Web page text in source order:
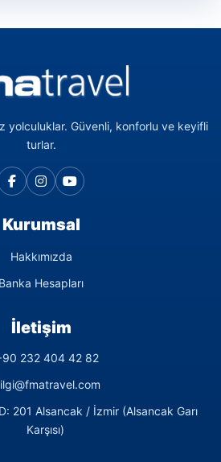
yolculuklar. Güvenli, konforlu ve keyifli
turlar.
Kurumsal
Hakkımızda
Banka Hesapları
İletişim
232 404 42 82
201 Alsancak / İzmir (Alsancak Garı
Karşısı)